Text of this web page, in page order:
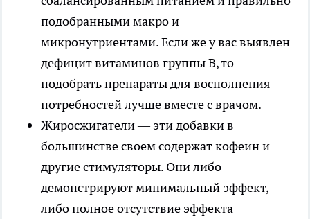
подобранными макро и
микронутриентами. Если же у вас выявлен
дефицит витаминов группы В, то
подобрать препараты для восполнения
потребностей лучше вместе с врачом.
Жиросжигатели — эти добавки в
большинстве своем содержат кофеин и
другие стимуляторы. Они либо
демонстрируют минимальный эффект,
либо полное отсутствие эффекта